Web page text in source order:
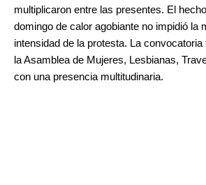
multiplicaron entre las presentes. El
domingo de calor agobiante no impidió la
intensidad de la protesta. La
la Asamblea de Mujeres, Lesbianas,
con una presencia multitudinaria.